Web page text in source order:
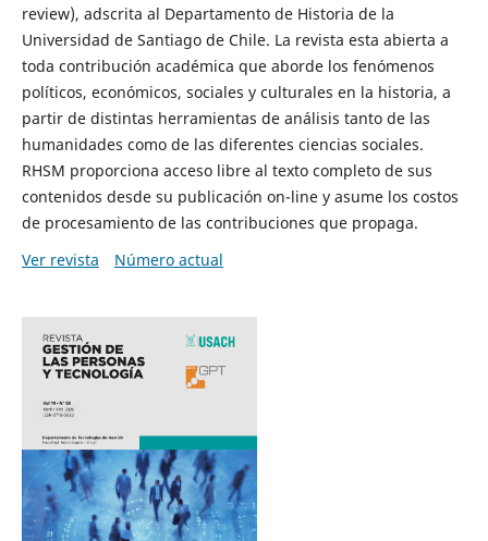
review), adscrita al Departamento de Historia de la
Universidad de Santiago de Chile. La revista esta abierta a
toda contribución académica que aborde los fenómenos
políticos, económicos, sociales y culturales en la historia, a
partir de distintas herramientas de análisis tanto de las
humanidades como de las diferentes ciencias sociales.
RHSM proporciona acceso libre al texto completo de sus
contenidos desde su publicación on-line y asume los costos
de procesamiento de las contribuciones que propaga.
Ver revista
Número actual